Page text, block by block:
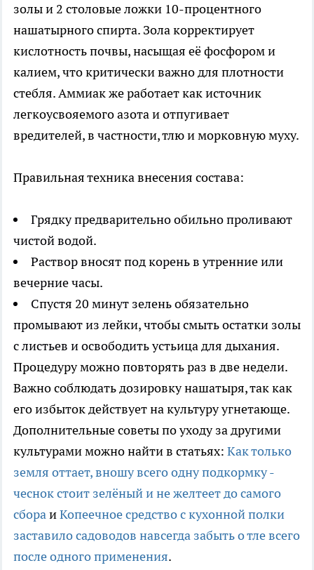
золы и 2 столовые ложки 10-процентного
нашатырного спирта. Зола корректирует
кислотность почвы, насыщая её фосфором и
калием, что критически важно для плотности
стебля. Аммиак же работает как источник
легкоусвояемого азота и отпугивает
вредителей, в частности, тлю и морковную муху.
Правильная техника внесения состава:
Грядку предварительно обильно проливают
чистой водой.
Раствор вносят под корень в утренние или
вечерние часы.
Спустя 20 минут зелень обязательно
промывают из лейки, чтобы смыть остатки золы
с листьев и освободить устьица для дыхания.
Процедуру можно повторять раз в две недели.
Важно соблюдать дозировку нашатыря, так как
его избыток действует на культуру угнетающе.
Дополнительные советы по уходу за другими
культурами можно найти в статьях: Как только
земля оттает, вношу всего одну подкормку -
чеснок стоит зелёный и не желтеет до самого
сбораиКопеечное средство с кухонной полки
заставило садоводов навсегда забыть о тле всего
после одного применения.